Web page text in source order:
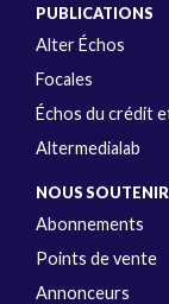
PUBLICATIONS
Alter Échos
Focales
Échos du crédit
Altermedialab
NOUS SOUTENIR
Abonnements
Points de vente
Annonceurs